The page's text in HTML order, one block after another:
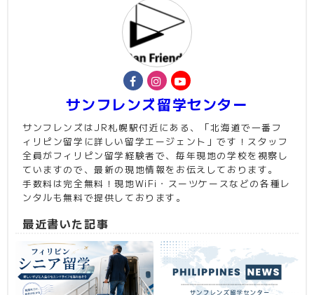
サンフレンズ留学センター
サンフレンズはJR札幌駅付近にある、「北海道で一番フ
ィリピン留学に詳しい留学エージェント」です！スタッフ
全員がフィリピン留学経験者で、毎年現地の学校を視察し
ていますので、最新の現地情報をお伝えしております。
手数料は完全無料！現地WiFi・スーツケースなどの各種レ
ンタルも無料で提供しております。
最近書いた記事